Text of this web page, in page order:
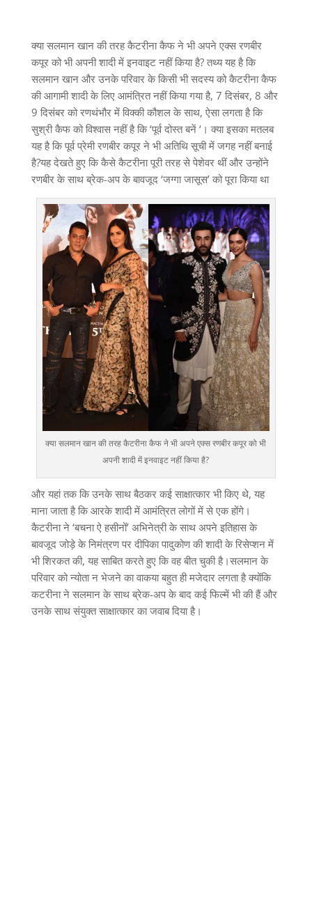
क्या सलमान खान की तरह कैटरीना कैफ ने भी अपने एक्स रणबीर
कपूर को भी अपनी शादी में इनवाइट नहीं किया है? तथ्य यह है कि
सलमान खान और उनके परिवार के किसी भी सदस्य को कैटरीना कैफ
की आगामी शादी के लिए आमंत्रित नहीं किया गया है, 7 दिसंबर, 8 और
9 दिसंबर को रणथंभौर में विक्की कौशल के साथ, ऐसा लगता है कि
सुश्री कैफ को विश्वास नहीं है कि ‘पूर्व दोस्त बनें ‘। क्या इसका मतलब
यह है कि पूर्व प्रेमी रणबीर कपूर ने भी अतिथि सूची में जगह नहीं बनाई
है?यह देखते हुए कि कैसे कैटरीना पूरी तरह से पेशेवर थीं और उन्होंने
रणबीर के साथ ब्रेक-अप के बावजूद ‘जग्गा जासूस’ को पूरा किया था
क्या सलमान खान की तरह कैटरीना कैफ ने भी अपने एक्स रणबीर कपूर को भी
अपनी शादी में इनवाइट नहीं किया है?
और यहां तक ​​​​कि उनके साथ बैठकर कई साक्षात्कार भी किए थे, यह
माना जाता है कि आरके शादी में आमंत्रित लोगों में से एक होंगे।
कैटरीना ने ‘बचना ऐ हसीनों’ अभिनेत्री के साथ अपने इतिहास के
बावजूद जोड़े के निमंत्रण पर दीपिका पादुकोण की शादी के रिसेप्शन में
भी शिरकत की, यह साबित करते हुए कि वह बीत चुकी है।सलमान के
परिवार को न्योता न भेजने का वाकया बहुत ही मजेदार लगता है क्योंकि
कटरीना ने सलमान के साथ ब्रेक-अप के बाद कई फिल्में भी की हैं और
उनके साथ संयुक्त साक्षात्कार का जवाब दिया है।